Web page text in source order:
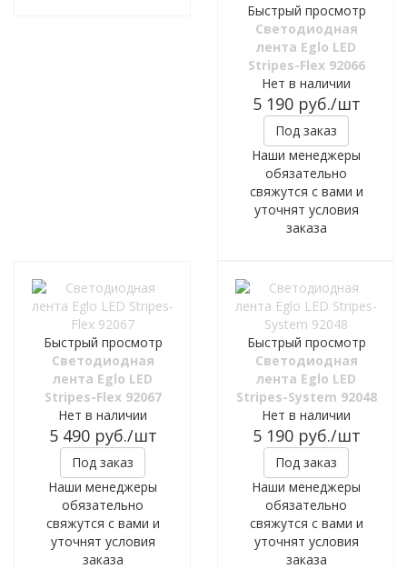
Быстрый просмотр
Светодиодная
лента Eglo LED
Stripes-Flex 92066
Нет в наличии
5 190руб./шт
Под заказ
Наши менеджеры
обязательно
свяжутся с вами и
уточнят условия
заказа
Быстрый просмотр
Светодиодная
лента Eglo LED
Stripes-Flex 92067
Нет в наличии
5 490руб./шт
Под заказ
Наши менеджеры
обязательно
свяжутся с вами и
уточнят условия
заказа
Быстрый просмотр
Светодиодная
лента Eglo LED
Stripes-System 92048
Нет в наличии
5 190руб./шт
Под заказ
Наши менеджеры
обязательно
свяжутся с вами и
уточнят условия
заказа